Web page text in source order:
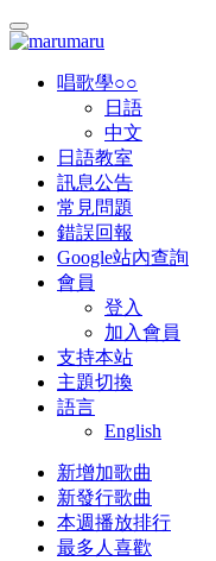
唱歌學○○
日語
中文
日語教室
訊息公告
常見問題
錯誤回報
Google站內查詢
會員
登入
加入會員
支持本站
主題切換
語言
English
新增加歌曲
新發行歌曲
本週播放排行
最多人喜歡